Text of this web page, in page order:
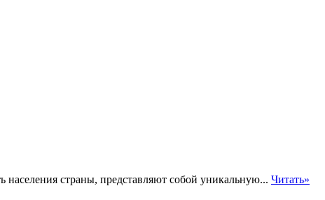
страны, представляют собой уникальную... Читать»